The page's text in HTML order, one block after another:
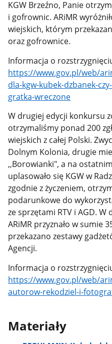
KGW Brzeźno, Panie
i gofrownic. ARiMR
wiejskich, którym
oraz gofrownice.
Informacja o
https://www.gov.pl/web/
dla-kgw-kubek-dzbanek-
gratka-wreczone
W drugiej edycji konkursu
otrzymaliśmy ponad 200
wiejskich z całej Polski.
Dolnym Kolonia, drugie
,,Borowianki", a na
uplasowało się KGW w
zgodnie z życzeniem,
podarunkowe do
ze sprzętami RTV i AGD.
ARiMR przyznało w sumie
przekazano zestawy
Agencji.
Informacja o
https://www.gov.pl/web/
autorow-rekodziel-i-
Materiały